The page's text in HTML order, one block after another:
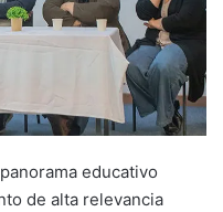
educativo
de alta relevancia